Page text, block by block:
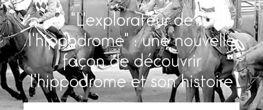
"L'explorateur de
l'hippodrome" : une nouvelle
façon de découvrir
l'hippodrome et son histoire